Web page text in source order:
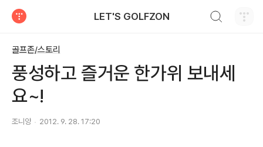
LET'S GOLFZON
골프존/스토리
풍성하고 즐거운 한가위 보내세
요~!
조니양 2012. 9. 28. 17:20